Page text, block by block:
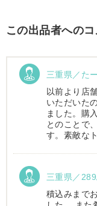
この出品者へのコ
三重県／た
以前より店
いただいた
ました。購
とのことで
す。素敵な
三重県／
積込みまで